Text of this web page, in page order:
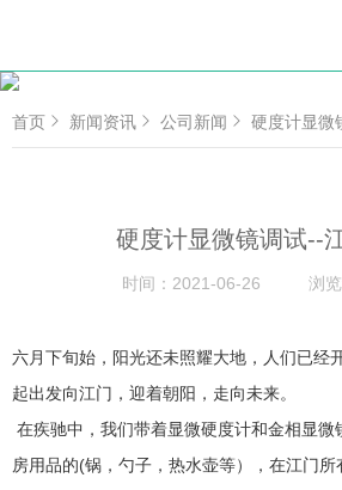
首页 新闻资讯 公司新闻 硬度计显微
硬度计显微镜调试--
时间： 2021-06-26 浏览
六月下旬始，阳光还未照耀大地，人们已经
起出发向江门，迎着朝阳，走向未来。
在疾驰中，我们带着显微硬度计和金相显
房用品的(锅，勺子，热水壶等），在江门